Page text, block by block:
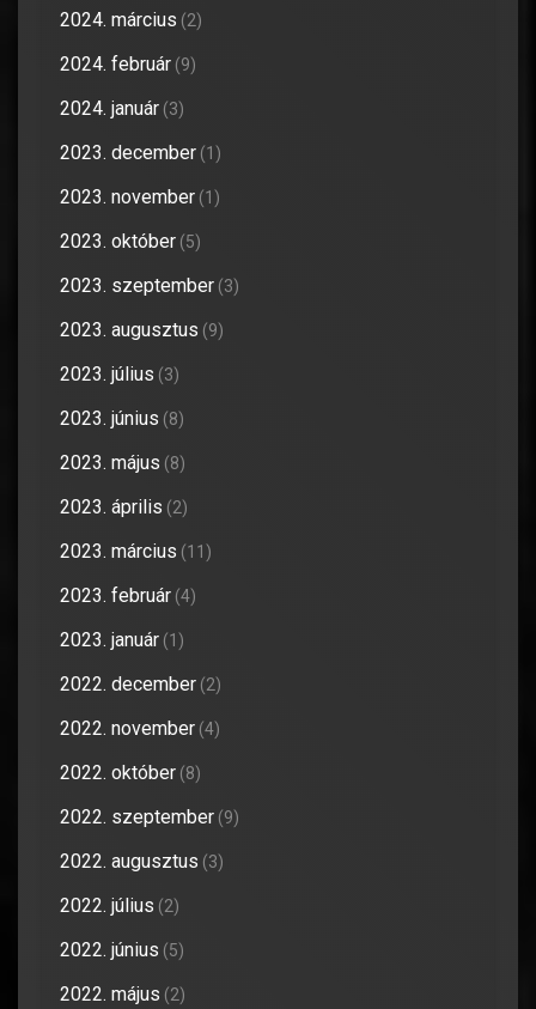
2024. március (2)
2024. február (9)
2024. január (3)
2023. december (1)
2023. november (1)
2023. október (5)
2023. szeptember (3)
2023. augusztus (9)
2023. július (3)
2023. június (8)
2023. május (8)
2023. április (2)
2023. március (11)
2023. február (4)
2023. január (1)
2022. december (2)
2022. november (4)
2022. október (8)
2022. szeptember (9)
2022. augusztus (3)
2022. július (2)
2022. június (5)
2022. május (2)